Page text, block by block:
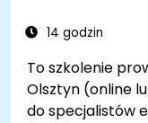
14 godzin
To szkolenie
Olsztyn (online
do specjalistów